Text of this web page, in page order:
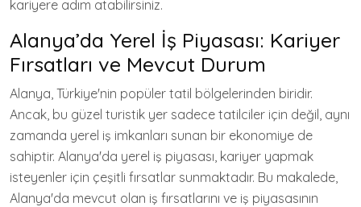
kariyere adım atabilirsiniz.
Alanya’da Yerel İş Piyasası: Kariyer
Fırsatları ve Mevcut Durum
Alanya, Türkiye'nin popüler tatil bölgelerinden biridir.
Ancak, bu güzel turistik yer sadece tatilciler için değil, aynı
zamanda yerel iş imkanları sunan bir ekonomiye de
sahiptir. Alanya'da yerel iş piyasası, kariyer yapmak
isteyenler için çeşitli fırsatlar sunmaktadır. Bu makalede,
Alanya'da mevcut olan iş fırsatlarını ve iş piyasasının